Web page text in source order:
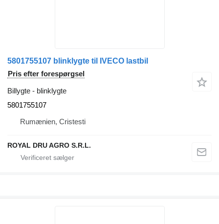
5801755107 blinklygte til IVECO lastbil
Pris efter forespørgsel
Billygte - blinklygte
5801755107
Rumænien, Cristesti
ROYAL DRU AGRO S.R.L.